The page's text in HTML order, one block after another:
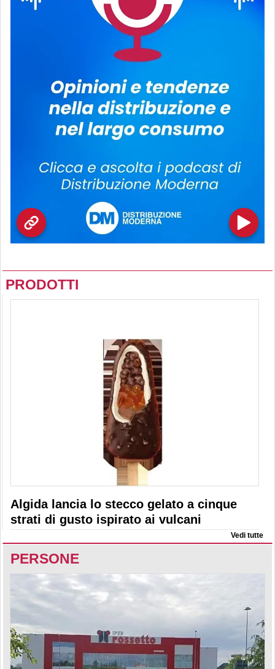
PRODOTTI
Algida lancia lo stecco gelato a cinque
strati di gusto ispirato ai vulcani
Vedi tutte
PERSONE